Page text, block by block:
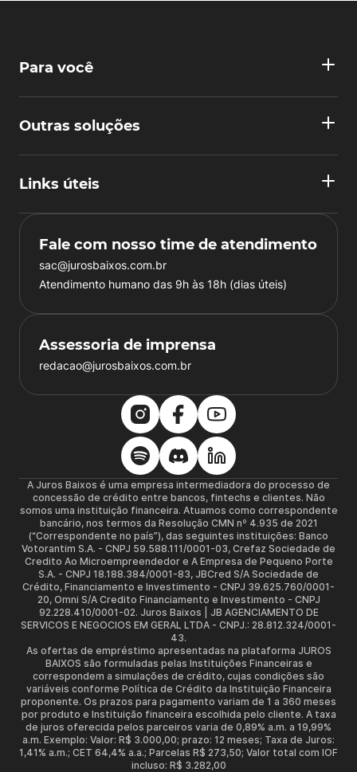
Para você
Outras soluções
Links úteis
Fale com nosso time de atendimento
sac@jurosbaixos.com.br
Atendimento humano das 9h às 18h (dias úteis)
Assessoria de imprensa
redacao@jurosbaixos.com.br
A Juros Baixos é uma empresa intermediadora do processo de
concessão de crédito entre bancos, fintechs e clientes. Não
somos uma instituição financeira. Atuamos como correspondente
bancário, nos termos da Resolução CMN nº 4.935 de 2021
(“Correspondente no país”), das seguintes instituições: Banco
Votorantim S.A. - CNPJ 59.588.111/0001-03, Crefaz Sociedade de
Credito Ao Microempreendedor e A Empresa de Pequeno Porte
S.A. - CNPJ 18.188.384/0001-83, JBCred S/A Sociedade de
Crédito, Financiamento e Investimento - CNPJ 39.625.760/0001-
20, Omni S/A Credito Financiamento e Investimento - CNPJ
92.228.410/0001-02. Juros Baixos | JB AGENCIAMENTO DE
SERVICOS E NEGOCIOS EM GERAL LTDA - CNPJ.: 28.812.324/0001-
43.
As ofertas de empréstimo apresentadas na plataforma JUROS
BAIXOS são formuladas pelas Instituições Financeiras e
correspondem a simulações de crédito, cujas condições são
variáveis conforme Política de Crédito da Instituição Financeira
proponente. Os prazos para pagamento variam de 1 a 360 meses
por produto e Instituição financeira escolhida pelo cliente. A taxa
de juros oferecida pelos parceiros varia de 0,89% a.m. a 19,99%
a.m. Exemplo: Valor: R$ 3.000,00; prazo: 12 meses; Taxa de Juros:
1,41% a.m.; CET 64,4% a.a.; Parcelas R$ 273,50; Valor total com IOF
incluso: R$ 3.282,00